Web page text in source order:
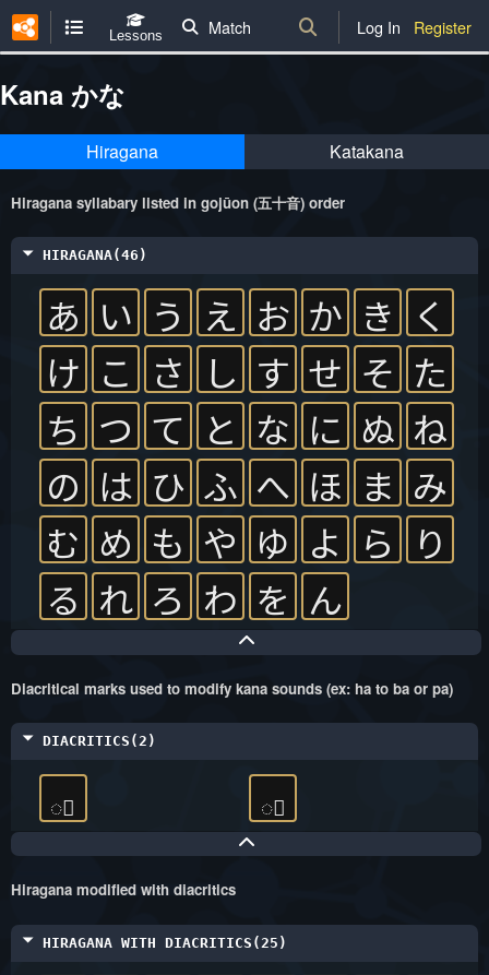
Lessons Match Log In Register
Kana かな
Hiragana Katakana
Hiragana syllabary listed in gojūon (五十音) order
HIRAGANA(46)
あ い う え お か き く
け こ さ し す せ そ た
ち つ て と な に ぬ ね
の は ひ ふ へ ほ ま み
む め も や ゆ よ ら
り
る れ ろ わ を ん
Diacritical marks used to modify kana sounds (ex: ha to ba or pa)
DIACRITICS(2)
◌゚ ◌゙
Hiragana modified with diacritics
HIRAGANA WITH DIACRITICS(25)